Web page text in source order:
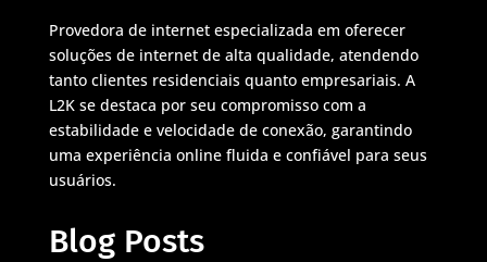
Provedora de internet especializada em oferecer
soluções de internet de alta qualidade, atendendo
tanto clientes residenciais quanto empresariais. A
L2K se destaca por seu compromisso com a
estabilidade e velocidade de conexão, garantindo
uma experiência online fluida e confiável para seus
usuários.
Blog Posts